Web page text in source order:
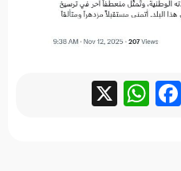
Facebook
WhatsApp